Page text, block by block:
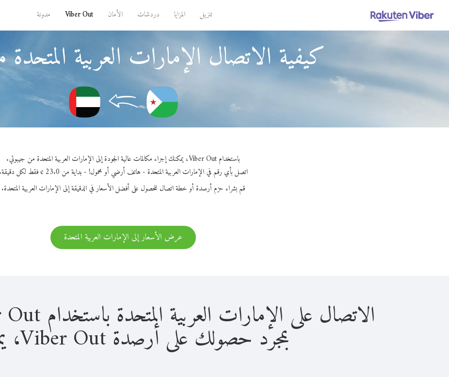
تنزيل المزايا دردشات الأمان Viber Out مدونة
كيفية الاتصال الإمارات العربية
باستخدام Viber Out، يمكنك إجراء مكالمات عالية الجودة إلى الإمارات العربية المتحدة من جيبوتي.
اتصل بأي رقم في الإمارات العربية المتحدة - هاتف أرضي أو محمول! - بداية من 23.0 ¢ فقط لكل دقيقة.
قم بشراء حزم أرصدة أو خطة اتصال للحصول على أفضل الأسعار في الدقيقة إلى الإمارات العربية المتحدة.
عرض الأسعار إلى الإمارات العربية المتحدة
الاتصال على الإمارات العربية المتحدة باستخدام Viber Out سهل للغاية.
بمجرد حصولك على أرصدة Viber Out، يمكنك: